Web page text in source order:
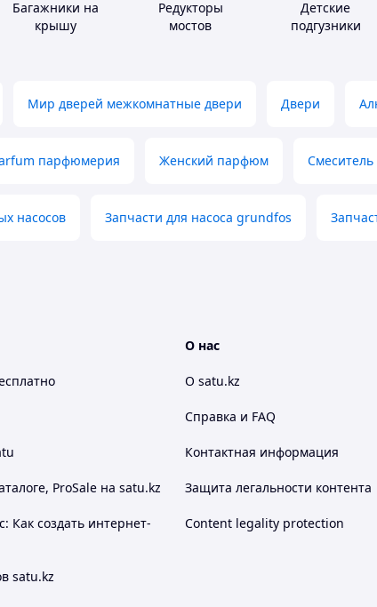
Багажники на
крышу
Редукторы
мостов
Детские
подгузники
Мир дверей межкомнатные двери Двери
парфюмерия Женский парфюм Смеситель
насосов Запчасти для насоса grundfos
ProSale на satu.kz
Как создать интернет-
satu.kz
О нас
О satu.kz
Справка и FAQ
Контактная информация
Защита легальности контента
Content legality protection